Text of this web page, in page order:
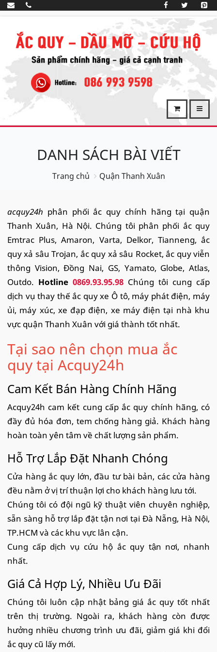
DANH SÁCH BÀI VIẾT
Trang chủ Quận Thanh Xuân
acquy24h phân phối ắc quy chính hãng tại quận
Thanh Xuân, Hà Nội. Chúng tôi phân phối ắc quy
Emtrac Plus, Amaron, Varta, Delkor, Tianneng, ắc
quy xả sâu Trojan, ắc quy xả sâu Rocket, ắc quy viễn
thông Vision, Đồng Nai, GS, Yamato, Globe, Atlas,
Outdo. Hotline 0869.93.95.98 Chúng tôi cung cấp
dịch vụ thay thế ắc quy xe Ô tô, máy phát điện, máy
ủi, máy xúc, xe đạp điện, xe máy điện tại nhà khu
vực quận Thanh Xuân với giá thành tốt nhất.
Tại sao nên chọn mua ắc
quy tại Acquy24h
Cam Kết Bán Hàng Chính Hãng
Acquy24h cam kết cung cấp ắc quy chính hãng, có
đầy đủ hóa đơn, tem chống hàng giả. Khách hàng
hoàn toàn yên tâm về chất lượng sản phẩm.
Hỗ Trợ Lắp Đặt Nhanh Chóng
Cửa hàng ắc quy lớn, đầu tư bài bản, các cửa hàng
đều nằm ở vị trí thuận lợi cho khách hàng lưu tới.
Chúng tôi có đội ngũ kỹ thuật viên chuyên nghiệp,
sẵn sàng hỗ trợ lắp đặt tận nơi tại Đà Nẵng, Hà Nội,
TP.HCM và các khu vực lân cận.
Cung cấp dịch vụ cứu hộ ắc quy tận nơi, nhanh
nhất.
Giá Cả Hợp Lý, Nhiều Ưu Đãi
Chúng tôi luôn cập nhật bảng giá ắc quy tốt nhất
trên thị trường. Ngoài ra, khách hàng còn được
hưởng nhiều chương trình ưu đãi, giảm giá khi đổi
ắc quy cũ lấy mới.